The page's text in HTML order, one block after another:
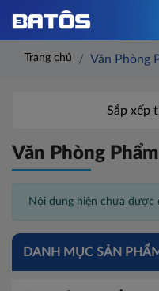
Trang chủ Văn Phòng
DANH MỤC SẢN
Sắp xếp
Văn Phòng Phẩm
Nội dung hiện chưa được